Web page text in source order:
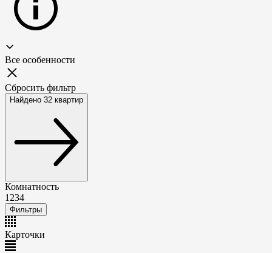
Все особенности
Сбросить фильтр
Найдено 32 квартир
Комнатность
1 234
Фильтры
Карточки